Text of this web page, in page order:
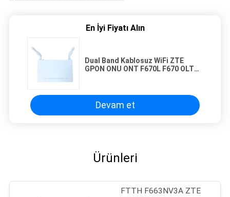
En İyi Fiyatı Alın
Dual Band Kablosuz WiFi ZTE
GPON ONU ONT F670L F670 OLT
Devam et
Ürünleri
FTTH F663NV3A ZTE